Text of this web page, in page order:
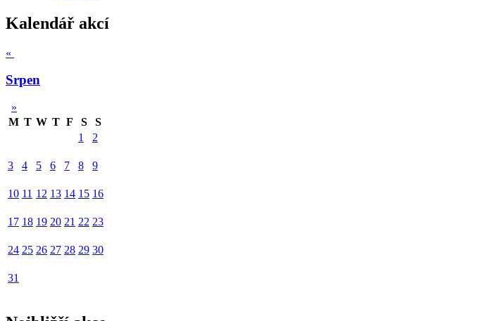
Kalendář akcí
«
Srpen
»
M T W T F S
S
1
2
3 4 5 6 7 8 9
10 11 12 13 14 15 16
17 18 19 20 21 22 23
24 25 26 27 28 29 30
31